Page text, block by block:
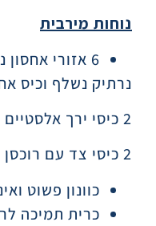
נוחות מירבית
6 אזורי אחסון נוחים לכל הפריטים שנחוצים מחוץ לבית:
נרתיק נשלף וכיס
2 כיסי ירך אלסטיים לפריטים בינוניים כמו ארנק או נשנושים
2 כיסי צד עם רוכסן לפריטים קטנים כגון מפתחות וכרטיסים
כוונון פשוט
כרית תמיכה לראש